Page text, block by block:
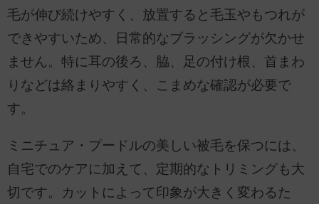
毛が伸び続けやすく、放置すると毛玉やもつれが
できやすいため、日常的なブラッシングが欠かせ
ません。特に耳の後ろ、脇、足の付け根、首まわ
りなどは絡まりやすく、こまめな確認が必要で
す。
ミニチュア・プードルの美しい被毛を保つには、
自宅でのケアに加えて、定期的なトリミングも大
切です。カットによって印象が大きく変わるた